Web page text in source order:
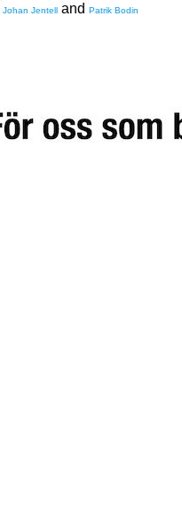
Johan Jentell and Patrik Bodin